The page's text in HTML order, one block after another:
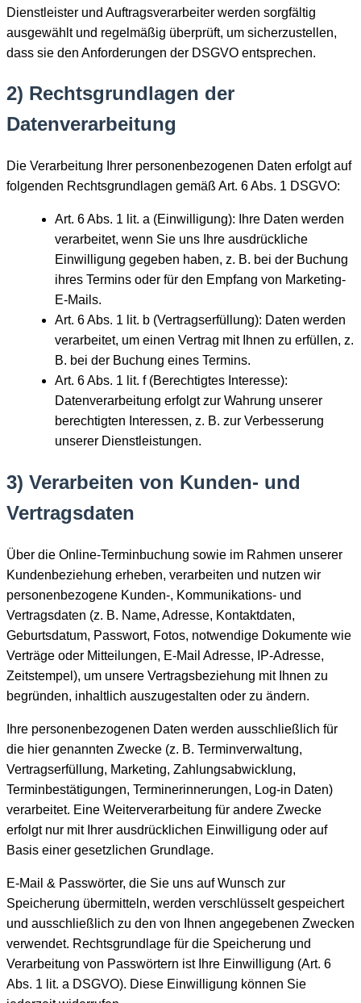
Dienstleister und Auftragsverarbeiter werden sorgfältig
ausgewählt und regelmäßig überprüft, um sicherzustellen,
dass sie den Anforderungen der DSGVO entsprechen.
2) Rechtsgrundlagen der
Datenverarbeitung
Die Verarbeitung Ihrer personenbezogenen Daten erfolgt auf
folgenden Rechtsgrundlagen gemäß Art. 6 Abs. 1 DSGVO:
Art. 6 Abs. 1 lit. a (Einwilligung): Ihre Daten werden
verarbeitet, wenn Sie uns Ihre ausdrückliche
Einwilligung gegeben haben, z. B. bei der Buchung
ihres Termins oder für den Empfang von Marketing-
E-Mails.
Art. 6 Abs. 1 lit. b (Vertragserfüllung): Daten werden
verarbeitet, um einen Vertrag mit Ihnen zu erfüllen, z.
B. bei der Buchung eines Termins.
Art. 6 Abs. 1 lit. f (Berechtigtes Interesse):
Datenverarbeitung erfolgt zur Wahrung unserer
berechtigten Interessen, z. B. zur Verbesserung
unserer Dienstleistungen.
3) Verarbeiten von Kunden- und
Vertragsdaten
Über die Online-Terminbuchung sowie im Rahmen unserer
Kundenbeziehung erheben, verarbeiten und nutzen wir
personenbezogene Kunden-, Kommunikations- und
Vertragsdaten (z. B. Name, Adresse, Kontaktdaten,
Geburtsdatum, Passwort, Fotos, notwendige Dokumente wie
Verträge oder Mitteilungen, E-Mail Adresse, IP-Adresse,
Zeitstempel), um unsere Vertragsbeziehung mit Ihnen zu
begründen, inhaltlich auszugestalten oder zu ändern.
Ihre personenbezogenen Daten werden ausschließlich für
die hier genannten Zwecke (z. B. Terminverwaltung,
Vertragserfüllung, Marketing, Zahlungsabwicklung,
Terminbestätigungen, Terminerinnerungen, Log-in Daten)
verarbeitet. Eine Weiterverarbeitung für andere Zwecke
erfolgt nur mit Ihrer ausdrücklichen Einwilligung oder auf
Basis einer gesetzlichen Grundlage.
E-Mail & Passwörter, die Sie uns auf Wunsch zur
Speicherung übermitteln, werden verschlüsselt gespeichert
und ausschließlich zu den von Ihnen angegebenen Zwecken
verwendet. Rechtsgrundlage für die Speicherung und
Verarbeitung von Passwörtern ist Ihre Einwilligung (Art. 6
Abs. 1 lit. a DSGVO). Diese Einwilligung können Sie